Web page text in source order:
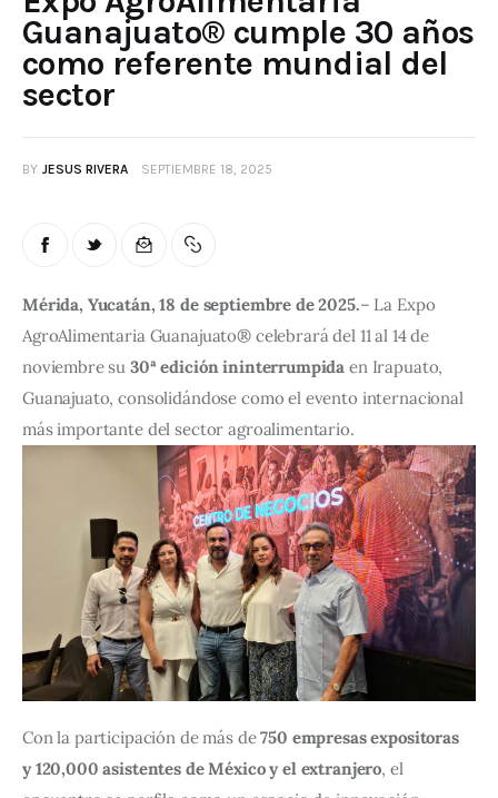
Guanajuato® cumple 30 años
como referente mundial del
sector
BY JESUS RIVERA SEPTIEMBRE 18, 2025
Mérida, Yucatán, 18 de septiembre de 2025.– La Expo
AgroAlimentaria Guanajuato® celebrará del 11 al 14 de
noviembre su 30ª edición ininterrumpida en Irapuato,
Guanajuato, consolidándose como el evento internacional
más importante del sector agroalimentario.
Con la participación de más de 750 empresas expositoras
y 120,000 asistentes de México y el extranjero, el